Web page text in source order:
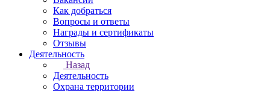
Как добраться
Вопросы и ответы
Награды и сертификаты
Отзывы
Деятельность
Назад
Деятельность
Охрана территории